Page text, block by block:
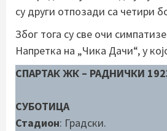
су други отпозади са четири
Због тога су све очи
Напретка на „Чика Дачи“, у
СПАРТАК ЖК – РАДНИЧКИ
СУБОТИЦА
Стадион: Градски.